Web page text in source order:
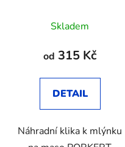
Skladem
od 315 Kč
DETAIL
Náhradní klika k mlýnku